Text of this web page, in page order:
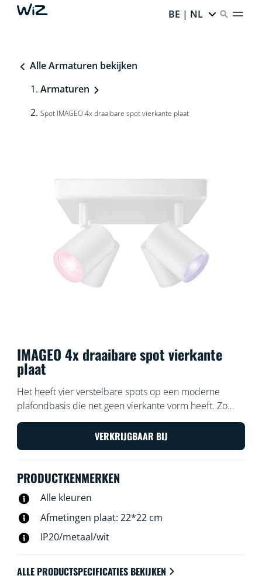
BE | NL
Alle Armaturen bekijken
Armaturen
Spot IMAGEO 4x draaibare spot vierkante plaat
IMAGEO 4x draaibare spot vierkante
plaat
Het heeft vier verstelbare spots op een moderne
plafondbasis die net geen vierkante vorm heeft. Zo
verlicht je eenvoudig alle hoeken van een ruimte met
kleurrijk licht. Deze opbouwspot helpt je de perfecte
lichtscène te kiezen voor elke activiteit.
VERKRIJGBAAR BIJ
PRODUCTKENMERKEN
Alle kleuren
Afmetingen plaat: 22*22 cm
IP20/metaal/wit
ALLE PRODUCTSPECIFICATIES BEKIJKEN